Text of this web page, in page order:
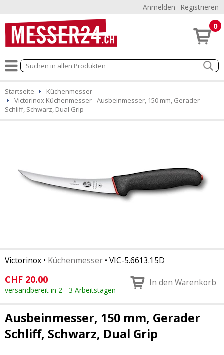
Anmelden Registrieren
0
Startseite
Küchenmesser
Victorinox Küchenmesser - Ausbeinmesser, 150 mm, Gerader
Schliff, Schwarz, Dual Grip
Victorinox • Küchenmesser • VIC-5.6613.15D
CHF 20.00
versandbereit in 2 - 3 Arbeitstagen
In den Warenkorb
Ausbeinmesser, 150 mm, Gerader
Schliff, Schwarz, Dual Grip